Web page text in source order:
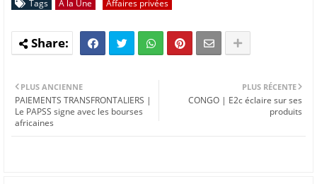
Tags A la Une Affaires privées
PLUS RÉCENTE
CONGO | E2c éclaire sur ses
produits
PLUS ANCIENNE
PAIEMENTS TRANSFRONTALIERS |
Le PAPSS signe avec les bourses
africaines